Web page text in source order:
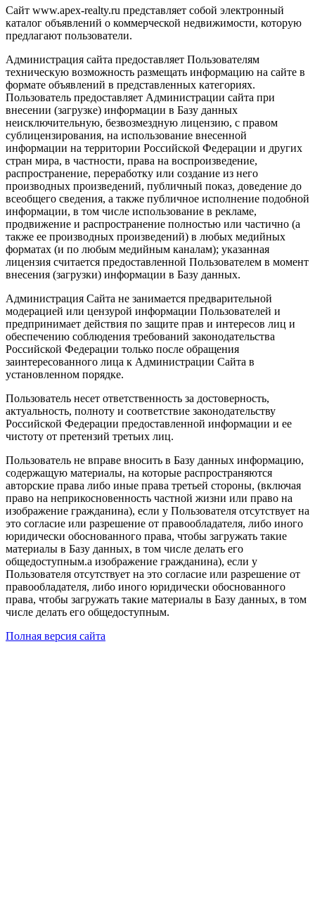
Сайт www.apex-realty.ru представляет собой электронный
каталог объявлений о коммерческой недвижимости, которую
предлагают пользователи.
Администрация сайта предоставляет Пользователям
техническую возможность размещать информацию на сайте в
формате объявлений в представленных категориях.
Пользователь предоставляет Администрации сайта при
внесении (загрузке) информации в Базу данных
неисключительную, безвозмездную лицензию, с правом
сублицензирования, на использование внесенной
информации на территории Российской Федерации и других
стран мира, в частности, права на воспроизведение,
распространение, переработку или создание из него
производных произведений, публичный показ, доведение до
всеобщего сведения, а также публичное исполнение подобной
информации, в том числе использование в рекламе,
продвижение и распространение полностью или частично (а
также ее производных произведений) в любых медийных
форматах (и по любым медийным каналам); указанная
лицензия считается предоставленной Пользователем в момент
внесения (загрузки) информации в Базу данных.
Администрация Сайта не занимается предварительной
модерацией или цензурой информации Пользователей и
предпринимает действия по защите прав и интересов лиц и
обеспечению соблюдения требований законодательства
Российской Федерации только после обращения
заинтересованного лица к Администрации Сайта в
установленном порядке.
Пользователь несет ответственность за достоверность,
актуальность, полноту и соответствие законодательству
Российской Федерации предоставленной информации и ее
чистоту от претензий третьих лиц.
Пользователь не вправе вносить в Базу данных информацию,
содержащую материалы, на которые распространяются
авторские права либо иные права третьей стороны, (включая
право на неприкосновенность частной жизни или право на
изображение гражданина), если у Пользователя отсутствует на
это согласие или разрешение от правообладателя, либо иного
юридически обоснованного права, чтобы загружать такие
материалы в Базу данных, в том числе делать его
общедоступным.а изображение гражданина), если у
Пользователя отсутствует на это согласие или разрешение от
правообладателя, либо иного юридически обоснованного
права, чтобы загружать такие материалы в Базу данных, в том
числе делать его общедоступным.
Полная версия сайта